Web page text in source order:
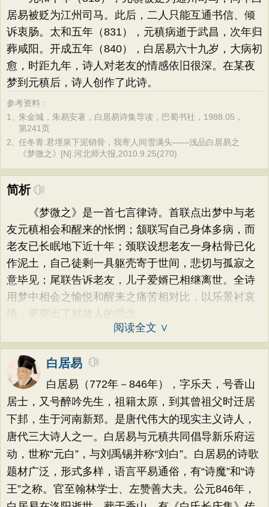
居易被贬为江州司马。此后，二人只能互通书信、倾
诉衷肠。太和五年（831），元稹病逝于武昌，次年归
葬咸阳。开成五年（840），白居易六十九岁，大病初
愈，时距九年，诗人对老友的情感依旧很深。在某夜
梦到元稹后，诗人创作了此诗。
参考资料：
1、朱金城，朱易安著，白居易诗集导读，巴蜀书社，1988.05，
第241页
2、任冬青.君埋泉下泥销骨，我寄人间雪满头——浅品白居易之
《梦微之》[N].河北师大报,2010.9.25(270)
简析
《梦微之》是一首七言律诗。首联点出梦中与老
友元稹相会和醒来的怅惘；颔联写自己身体多病，而
老友已长眠地下近十年；颈联设想老友一身枯骨已化
作泥土，自己徒剩一具躯壳寄于世间，悲切与孤寂之
意毕见；尾联告诉老友，儿子爱婿已相继离世。全诗
用梦中相会之愉悦和醒来之痛苦相对比，以乐景衬哀
情，更突出了对故人的思念
阅读全文 ∨
白居易
白居易（772年－846年），字乐天，号香山
居士，又号醉吟先生，祖籍太原，到其曾祖父时迁居
下邽，生于河南新郑。是唐代伟大的现实主义诗人，
唐代三大诗人之一。白居易与元稹共同倡导新乐府运
动，世称“元白”，与刘禹锡并称“刘白”。白居易的诗歌
题材广泛，形式多样，语言平易通俗，有“诗魔”和“诗
王”之称。官至翰林学士、左赞善大夫。公元846年，